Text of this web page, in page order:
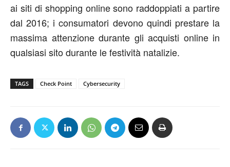
ai siti di shopping online sono raddoppiati a partire
dal 2016; i consumatori devono quindi prestare la
massima attenzione durante gli acquisti online in
qualsiasi sito durante le festività natalizie.
TAGS Check Point Cybersecurity